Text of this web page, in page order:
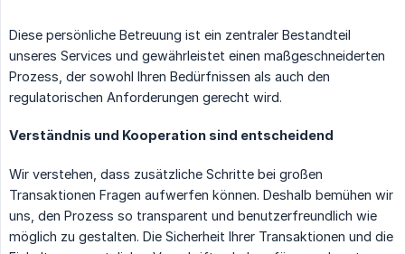
Diese persönliche Betreuung ist ein zentraler Bestandteil
unseres Services und gewährleistet einen maßgeschneiderten
Prozess, der sowohl Ihren Bedürfnissen als auch den
regulatorischen Anforderungen gerecht wird.
Verständnis und Kooperation sind entscheidend
Wir verstehen, dass zusätzliche Schritte bei großen
Transaktionen Fragen aufwerfen können. Deshalb bemühen wir
uns, den Prozess so transparent und benutzerfreundlich wie
möglich zu gestalten. Die Sicherheit Ihrer Transaktionen und die